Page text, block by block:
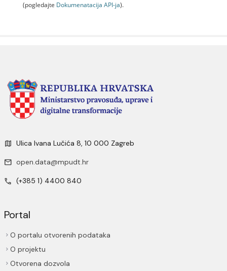
(pogledajte Dokumenаtаcijа API-jа).